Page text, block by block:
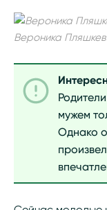
Вероника
мужем
Однако